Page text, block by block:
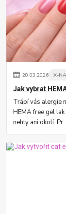
28.03.2026 X-
Jak vybrat
Trápí vás alergie
HEMA free gel
nehty ani okolí.